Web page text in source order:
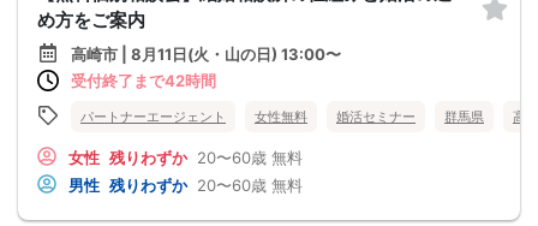
め方をご案内
高崎市 | 8月11日(火・山の日) 13:00〜
受付終了まで42時間
パートナーエージェント 女性無料 婚活セミナー 群馬県 高
女性 残りわずか 20〜60歳 無料
男性 残りわずか 20〜60歳 無料